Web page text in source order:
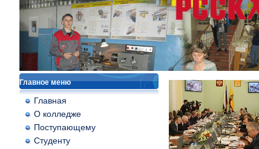
Главное меню
Главная
О колледже
Поступающему
Студенту